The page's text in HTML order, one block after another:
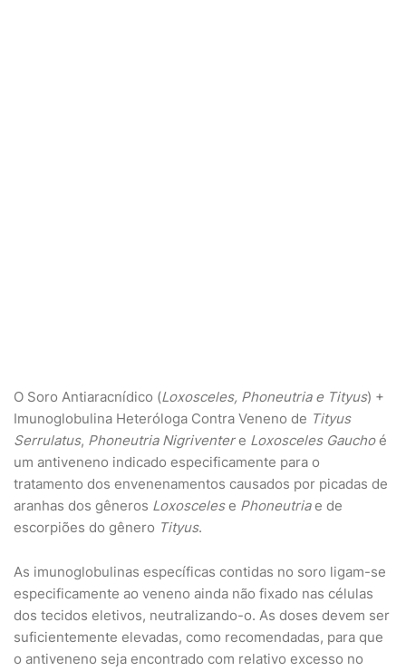
O Soro Antiaracnídico (Loxosceles, Phoneutria e Tityus) +
Imunoglobulina Heteróloga Contra Veneno de Tityus
Serrulatus, Phoneutria Nigriventere Loxosceles Gauchoé
um antiveneno indicado especificamente para o
tratamento dos envenenamentos causados por picadas de
aranhas dos gêneros Loxoscelese Phoneutriae de
escorpiões do gênero Tityus.
As imunoglobulinas específicas contidas no soro ligam-se
especificamente ao veneno ainda não fixado nas células
dos tecidos eletivos, neutralizando-o. As doses devem ser
suficientemente elevadas, como recomendadas, para que
o antiveneno seja encontrado com relativo excesso no